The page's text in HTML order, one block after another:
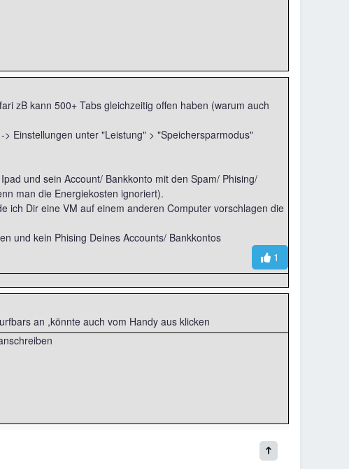
zB kann 500+ Tabs gleichzeitig offen haben (warum auch
Einstellungen unter "Leistung" > "Speichersparmodus"
und sein Account/ Bankkonto mit den Spam/ Phising/
man die Energiekosten ignoriert).
ich Dir eine VM auf einem anderen Computer vorschlagen die
und kein Phising Deines Accounts/ Bankkontos
1
an ,könnte auch vom Handy aus klicken